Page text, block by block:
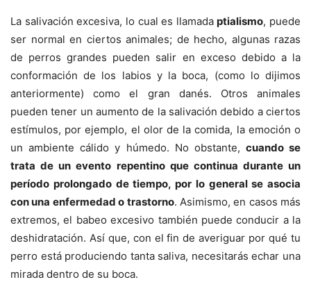
La salivación excesiva, lo cual es llamadaptialismo, puede
ser normal en ciertos animales; de hecho, algunas razas
de perros grandes pueden salir en exceso debido a la
conformación de los labios y la boca, (como lo dijimos
anteriormente) como el gran danés. Otros animales
pueden tener un aumento de la salivación debido a ciertos
estímulos, por ejemplo, el olor de la comida, la emoción o
un ambiente cálido y húmedo. No obstante, cuando se
trata de un evento repentino que continua durante un
período prolongado de tiempo, por lo general se asocia
con una enfermedad o trastorno. Asimismo, en casos más
extremos, el babeo excesivo también puede conducir a la
deshidratación. Así que, con el fin de averiguar por qué tu
perro está produciendo tanta saliva, necesitarás echar una
mirada dentro de su boca.